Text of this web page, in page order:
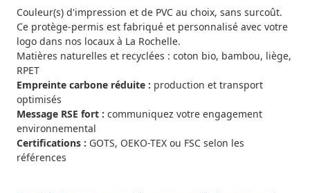
Couleur(s) d'impression et de PVC au choix, sans surcoût.
Ce protège-permis est fabriqué et personnalisé avec votre
logo dans nos locaux à La Rochelle.
Matières naturelles et recyclées : coton bio, bambou, liège,
RPET
Empreinte carbone réduite : production et transport
optimisés
Message RSE fort : communiquez votre engagement
environnemental
Certifications : GOTS, OEKO-TEX ou FSC selon les
références